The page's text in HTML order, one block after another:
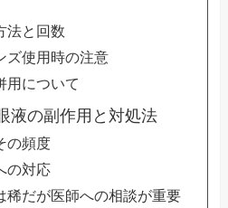
法と回数
ズ使用時の注意
用について
液の副作用と対処法
の頻度
の対応
稀だが医師への相談が重要